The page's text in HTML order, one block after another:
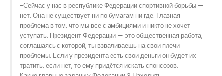
-Сейчас у нас в республике Федерации спортивной борьбы —
нет. Она не существует ни по бумагам ни где. Главная
проблема в том, что мы все с амбициями и никто не хочет
уступать. Президент Федерации — это общественная работа,
соглашаясь с которой, ты взваливаешь на свои плечи
проблемы. Если у президента есть свои деньги он будет их
тратить, если нет, то ему придётся искать спонсоров.